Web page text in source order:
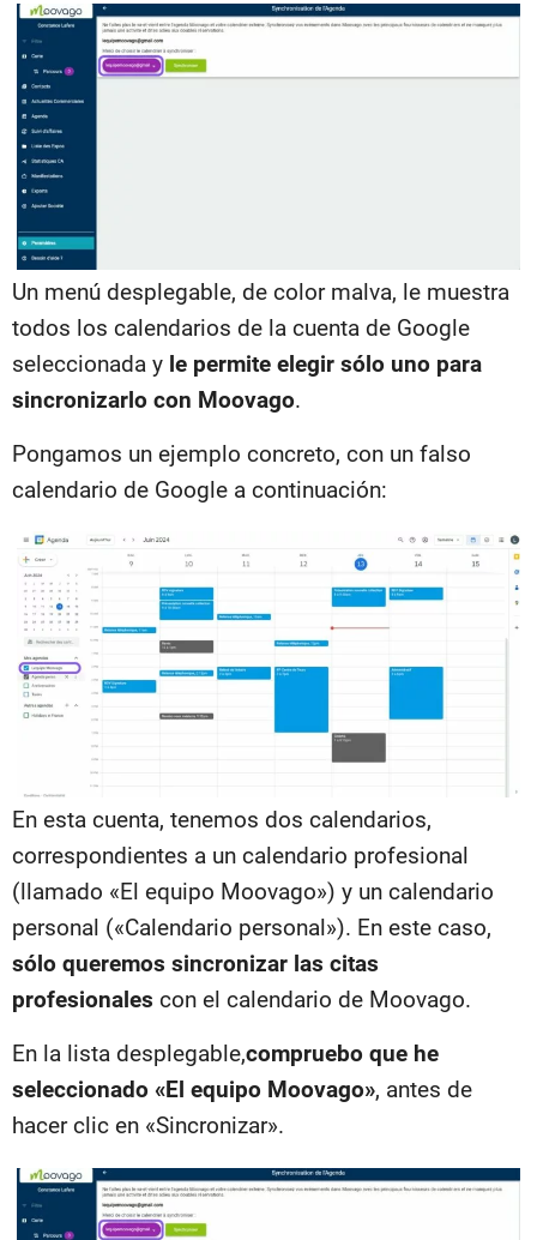
Un menú desplegable, de color malva, le muestra
todos los calendarios de la cuenta de Google
seleccionada y le permite elegir sólo uno para
sincronizarlo con Moovago.
Pongamos un ejemplo concreto, con un falso
calendario de Google a continuación:
En esta cuenta, tenemos dos calendarios,
correspondientes a un calendario profesional
(llamado «El equipo Moovago») y un calendario
personal («Calendario personal»). En este caso,
sólo queremos sincronizar las citas
profesionales con el calendario de Moovago.
En la lista desplegable,compruebo que he
seleccionado «El equipo Moovago», antes de
hacer clic en «Sincronizar».